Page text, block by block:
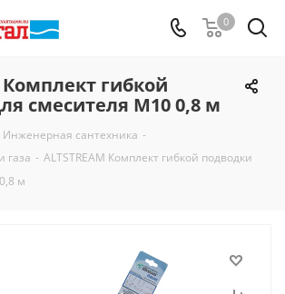
0
Комплект гибкой
смесителя М10 0,8 м
Инженерная сантехника -
газа - ALTSTREAM Комплект гибкой подводки
м